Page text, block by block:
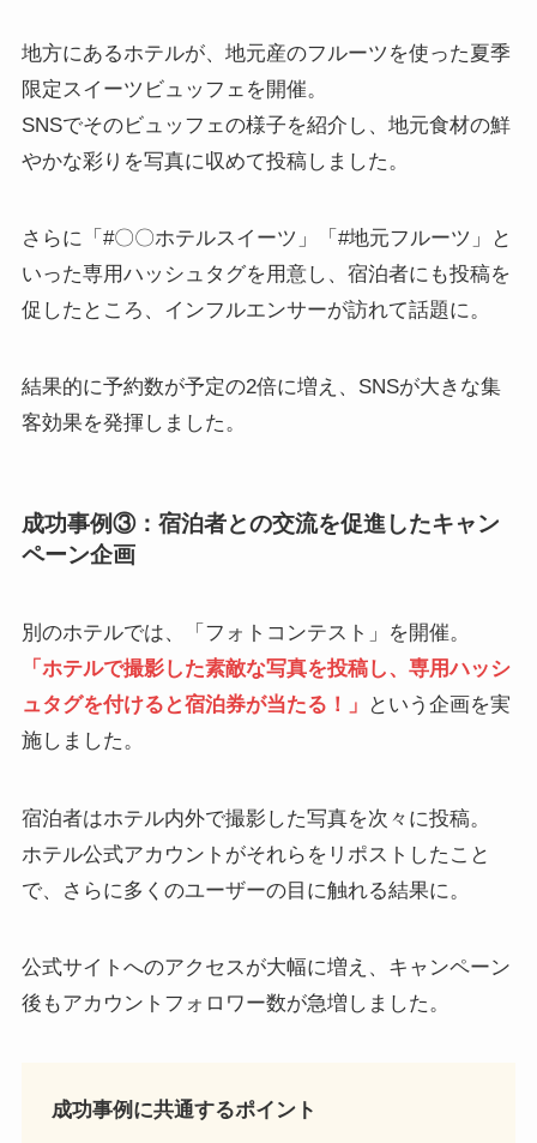
地方にあるホテルが、地元産のフルーツを使った夏季
限定スイーツビュッフェを開催。
SNSでそのビュッフェの様子を紹介し、地元食材の鮮
やかな彩りを写真に収めて投稿しました。
さらに「#〇〇ホテルスイーツ」「#地元フルーツ」と
いった専用ハッシュタグを用意し、宿泊者にも投稿を
促したところ、インフルエンサーが訪れて話題に。
結果的に予約数が予定の2倍に増え、SNSが大きな集
客効果を発揮しました。
成功事例③：宿泊者との交流を促進したキャン
ペーン企画
別のホテルでは、「フォトコンテスト」を開催。
「ホテルで撮影した素敵な写真を投稿し、専用ハッシ
ュタグを付けると宿泊券が当たる！」
という企画を実
施しました。
宿泊者はホテル内外で撮影した写真を次々に投稿。
ホテル公式アカウントがそれらをリポストしたこと
で、さらに多くのユーザーの目に触れる結果に。
公式サイトへのアクセスが大幅に増え、キャンペーン
後もアカウントフォロワー数が急増しました。
成功事例に共通するポイント